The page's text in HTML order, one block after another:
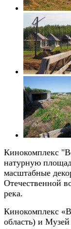
Кинокомплекс
натурную
масштабные
Отечественной
река.
Кинокомплекс
область) и